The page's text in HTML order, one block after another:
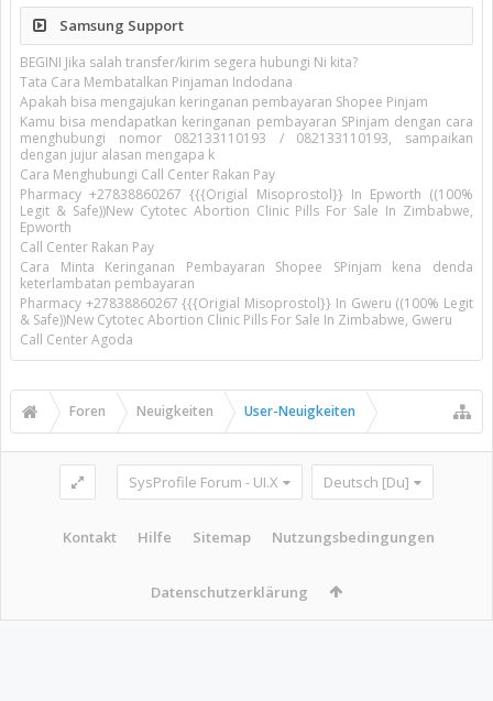
Samsung Support
BEGINI Jika salah transfer/kirim segera hubungi Ni kita?
Tata Cara Membatalkan Pinjaman Indodana
Apakah bisa mengajukan keringanan pembayaran Shopee Pinjam
Kamu bisa mendapatkan keringanan pembayaran SPinjam dengan cara
menghubungi nomor 082133110193 / 082133110193, sampaikan
dengan jujur alasan mengapa k
Cara Menghubungi Call Center Rakan Pay
Pharmacy +27838860267 {{{Origial Misoprostol}} In Epworth ((100%
Legit & Safe))New Cytotec Abortion Clinic Pills For Sale In Zimbabwe,
Epworth
Call Center Rakan Pay
Cara Minta Keringanan Pembayaran Shopee SPinjam kena denda
keterlambatan pembayaran
Pharmacy +27838860267 {{{Origial Misoprostol}} In Gweru ((100% Legit
& Safe))New Cytotec Abortion Clinic Pills For Sale In Zimbabwe, Gweru
Call Center Agoda
Foren Neuigkeiten User-Neuigkeiten
SysProfile Forum - UI.X Deutsch [Du]
Kontakt Hilfe Sitemap Nutzungsbedingungen
Datenschutzerklärung